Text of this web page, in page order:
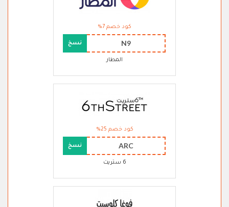
كود خصم 7%
N9 نسخ
المطار
كود خصم 25%
ARC نسخ
6 ستريت